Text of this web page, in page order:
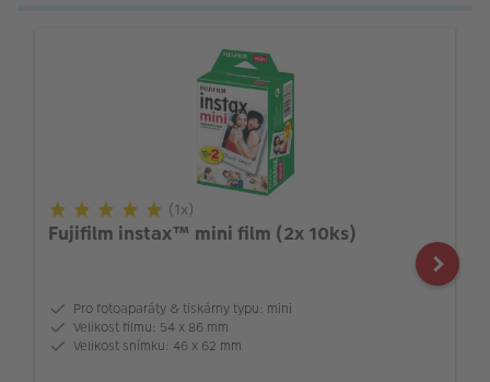
(1x)
Fujifilm instax™ mini film (2x 10ks)
Pro fotoaparáty & tiskárny typu: mini
Velikost filmu: 54 x 86 mm
Velikost snímku: 46 x 62 mm